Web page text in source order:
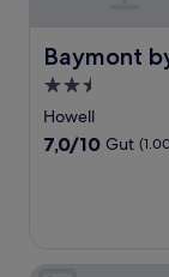
Baymont
Baymont by
2.5-
Sterne-
Unterkunft
Howell
7.0
7,0/10 Gut